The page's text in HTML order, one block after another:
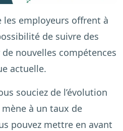
employeurs offrent à
de suivre des
nouvelles compétences
actuelle.
souciez de l’évolution
à un taux de
pouvez mettre en avant